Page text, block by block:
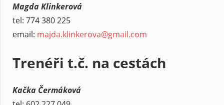
Magda Klinkerová
tel: 774 380 225
email: majda.klinkerova@gmail.com
Trenéři t.č. na cestách
Kačka Čermáková